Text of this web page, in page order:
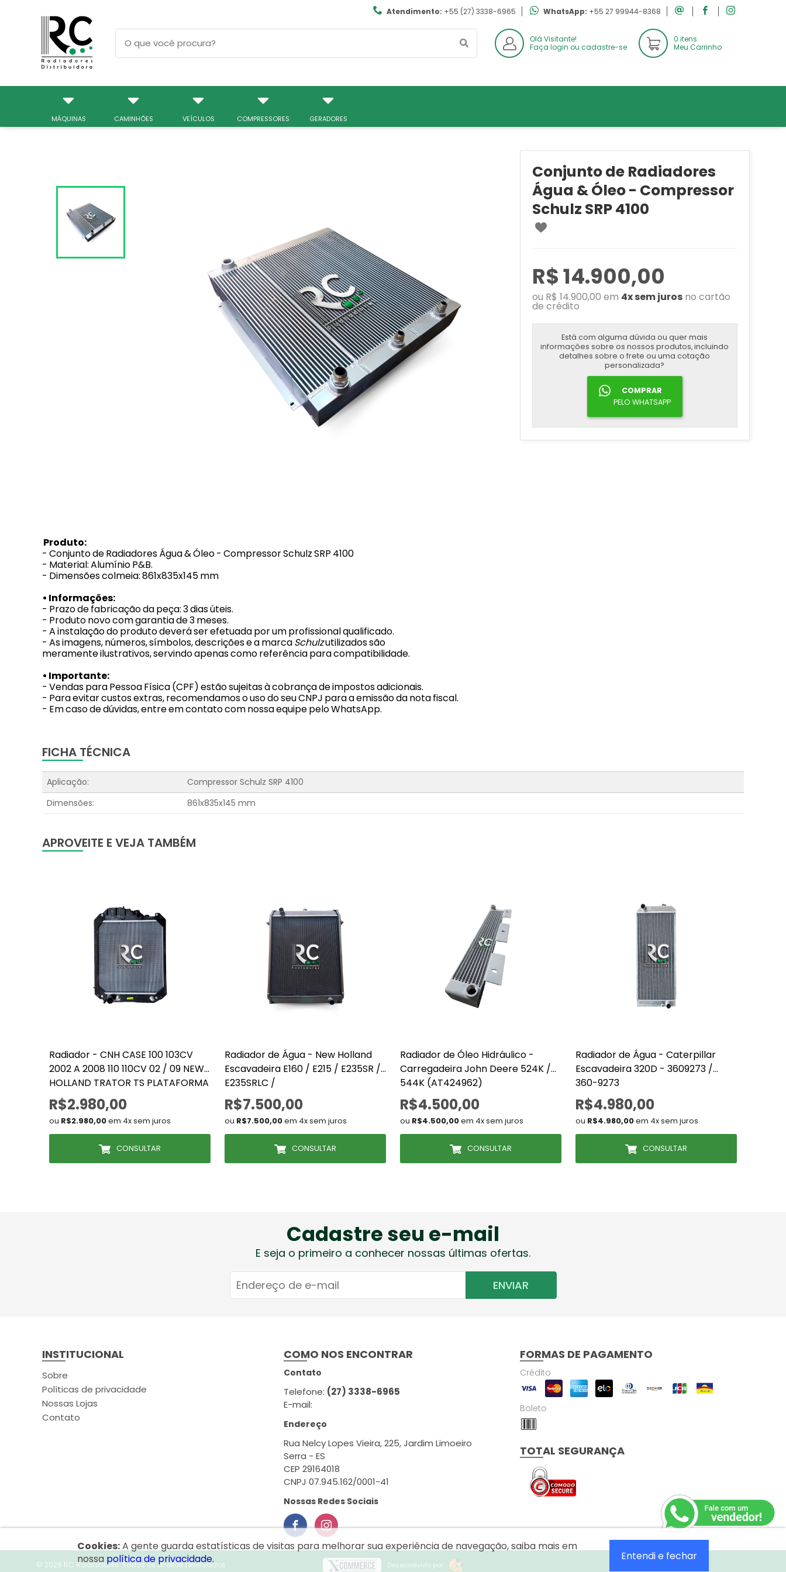
Atendimento: +55 (27) 3338-6965 WhatsApp: +55 27 99944-8368
Olá Visitante!
Faça login ou cadastre-se
0 itens
Meu Carrinho
MÁQUINAS CAMINHÕES VEÍCULOS COMPRESSORES GERADORES
Conjunto de Radiadores
Água & Óleo - Compressor
Schulz SRP 4100
R$ 14.900,00
ou R$ 14.900,00 em 4x sem jurosno cartão
de crédito
Está com alguma dúvida ou quer mais
informações sobre os nossos produtos, incluindo
detalhes sobre o frete ou uma cotação
personalizada?
COMPRAR
PELO WHATSAPP
Produto:
- Conjunto de Radiadores Água & Óleo - Compressor Schulz SRP 4100
- Material: Alumínio P&B.
- Dimensões colmeia: 861x835x145 mm
• Informações:
- Prazo de fabricação da peça: 3 dias úteis.
- Produto novo com garantia de 3 meses.
- A instalação do produto deverá ser efetuada por um profissional qualificado.
- As imagens, números, símbolos, descrições e a marcaSchulzutilizados são
meramente ilustrativos, servindo apenas como referência para compatibilidade.
• Importante:
- Vendas para Pessoa Física (CPF) estão sujeitas à cobrança de impostos adicionais.
- Para evitar custos extras, recomendamos o uso do seu CNPJ para a emissão da nota fiscal.
- Em caso de dúvidas, entre em contato com nossa equipe pelo WhatsApp.
FICHA TÉCNICA
Aplicação:
Compressor Schulz SRP 4100
Dimensões:
861x835x145 mm
APROVEITE E VEJA TAMBÉM
Radiador - CNH CASE 100 103CV
2002 A 2008 110 110CV 02 / 09 NEW
HOLLAND TRATOR TS PLATAFORMA
(73401042, 73402685, 9443,9444)
R$2.980,00
ou R$2.980,00em 4x sem juros
CONSULTAR
Radiador de Água - New Holland
Escavadeira E160 / E215 / E235SR /
E235SRLC /
EH215 (YN05P00035S001)
R$7.500,00
ou R$7.500,00em 4x sem juros
CONSULTAR
Radiador de Óleo Hidráulico -
Carregadeira John Deere 524K /
544K (AT424962)
R$4.500,00
ou R$4.500,00em 4x sem juros
CONSULTAR
Radiador de Água - Caterpillar
Escavadeira 320D - 3609273 /
360-9273
R$4.980,00
ou R$4.980,00em 4x sem juros
CONSULTAR
Cadastre seu e-mail
E seja o primeiro a conhecer nossas últimas ofertas.
ENVIAR
INSTITUCIONAL
Sobre
Políticas de privacidade
Nossas Lojas
Contato
COMO NOS ENCONTRAR
Contato
Telefone: (27) 3338-6965
E-mail:
Endereço
Rua Nelcy Lopes Vieira, 225, Jardim Limoeiro
Serra - ES
CEP 29164018
CNPJ 07.945.162/0001-41
Nossas Redes Sociais
FORMAS DE PAGAMENTO
Crédito
Boleto
TOTAL SEGURANÇA
Cookies:A gente guarda estatísticas de visitas para melhorar sua experiência de navegação, saiba mais em
nossa política de privacidade. Entendi e fechar
© 2026 RC Radiadores.Todos os direitos reservados Desenvolvido por